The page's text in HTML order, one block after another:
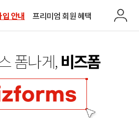
안내 프리미엄 회원 혜택
폼나게,비즈폼